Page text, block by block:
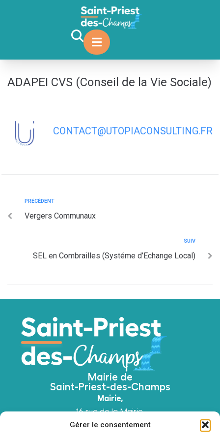
Gérer le consentement
ADAPEI CVS (Conseil de la Vie Sociale)
CONTACT@UTOPIACONSULTING.FR
PRÉCÉDENT
Vergers Communaux
SUIV
SEL en Combrailles (Systéme d’Echange Local)
Mairie de
Saint-Priest-des-Champs
Mairie,
16 rue de la Mairie,
63640 Saint-Priest-des-Champs